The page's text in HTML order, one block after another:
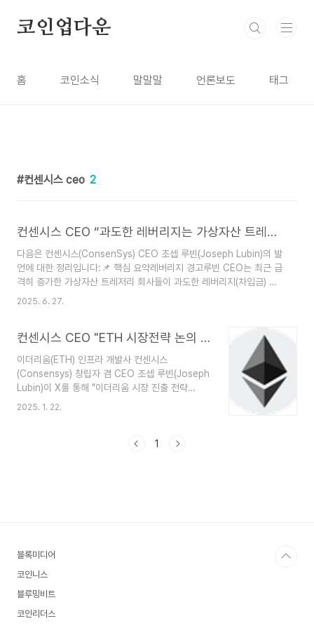
코인업다운
홈 코인소식 말말말 언론보도 태그
컨센시스 ceo 2
컨센시스 CEO “과도한 레버리지는 가상자산 트레저리 기업들에 위협”
다음은 컨센시스(ConsenSys) CEO 조셉 루빈(Joseph Lubin)의 발
언에 대한 정리입니다:📌 핵심 요약레버리지 경고루빈 CEO는 최근 급
격히 증가한 가상자산 트레저리 회사들이 과도한 레버리지(차입금) 사
용 시 심각한 위험에 직면할 수 있다고 경고.새롭게 시작한 **이더리움
기업 재무자산으로 보유하는 사례가 폭증했지만, 가격은 전반적으로 정
체.이는 레버리지와 연계된 리스크 노출 우려와 거시 환경, 수요-공급
불균형 등이 복합적으로 작용 중.비트코인·이더리움의 장기적 잠재력루
빈은 “비트코인과 이더리움이 세계에서 가장 강력한 화폐로 부상할 잠
재력이 있다”고..
2025. 6. 27.
컨센시스 CEO "ETH 시장전략 논의 중...급등 전 지켜봐라"
이더리움(ETH) 인프라 개발사 컨센시스
(Consensys) 창립자 겸 CEO 조셉 루빈(Joseph
Lubin)이 X를 통해 "이더리움 시장 진출 전략
(goes-to-market)을 바꿀 여러 방안들이 컨센시
작되기 전 주시하는 것이 좋을 것"이라고 전했
2025. 1. 22.
1
블록미디어
코인니스
블루밍비트
코인리더스